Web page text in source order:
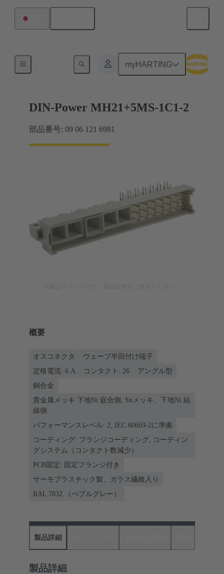
myHARTING
マザーボード ツー ドーターカード接続
DIN-Power MH21+5MS-1C1-2
部品番号: 09 06 121 6981
概要
オスコネクタ
ウェーブ半田付け端子
定格電流: ‌6 A
コンタクト: 26
アングル型
銅合金
貴金属メッキ 下地Ni 嵌合側, Snメッキ、下地Ni 結
線側
パフォーマンスレベル: 2, IEC 60603-2に準拠
コーディング: フランジコーディング, コーディン
グシステム（コンタクト数減少）
PCB固定: 固定フランジ付き
サーモプラスチック製、ガラス繊維入り
RAL 7032 （ぺブルグレー）
製品詳細
製品詳細